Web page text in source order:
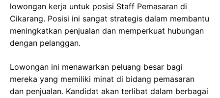
lowongan kerja untuk posisi Staff Pemasaran di
Cikarang. Posisi ini sangat strategis dalam membantu
meningkatkan penjualan dan memperkuat hubungan
dengan pelanggan.
Lowongan ini menawarkan peluang besar bagi
mereka yang memiliki minat di bidang pemasaran
dan penjualan. Kandidat akan terlibat dalam berbagai